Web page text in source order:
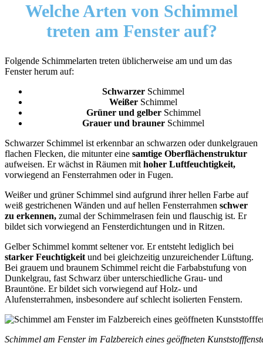
Welche Arten von Schimmel
treten am Fenster auf?
Folgende Schimmelarten treten üblicherweise am und um das
Fenster herum auf:
Schwarzer Schimmel
Weißer Schimmel
Grüner und gelberSchimmel
Grauer und brauner Schimmel
Schwarzer Schimmel ist erkennbar an schwarzen oder dunkelgrauen
flachen Flecken, die mitunter eine samtige Oberflächenstruktur
aufweisen. Er wächst in Räumen mit hoher Luftfeuchtigkeit,
vorwiegend an Fensterrahmen oder in Fugen.
Weißer und grüner Schimmel sind aufgrund ihrer hellen Farbe auf
weiß gestrichenen Wänden und auf hellen Fensterrahmen schwer
zu erkennen, zumal der Schimmelrasen fein und flauschig ist. Er
bildet sich vorwiegend an Fensterdichtungen und in Ritzen.
Gelber Schimmel kommt seltener vor. Er entsteht lediglich bei
starker Feuchtigkeit und bei gleichzeitig unzureichender Lüftung.
Bei grauem und braunem Schimmel reicht die Farbabstufung von
Dunkelgrau, fast Schwarz über unterschiedliche Grau- und
Brauntöne. Er bildet sich vorwiegend auf Holz- und
Alufensterrahmen, insbesondere auf schlecht isolierten Fenstern.
Schimmel am Fenster im Falzbereich eines geöffneten